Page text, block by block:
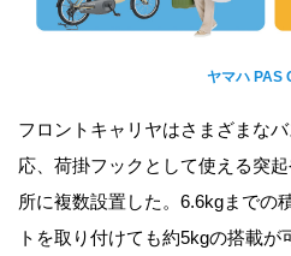
ヤマハ PAS
フロントキャリヤはさまざまな
応、荷掛フックとして使える突
所に複数設置した。6.6kgまでの
トを取り付けても約5kgの搭載